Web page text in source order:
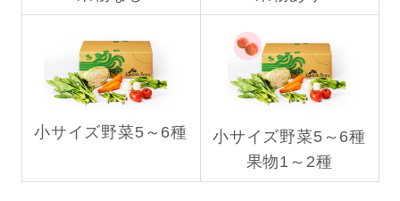
小サイズ野菜5～6種
小サイズ野菜5～6種
果物1～2種